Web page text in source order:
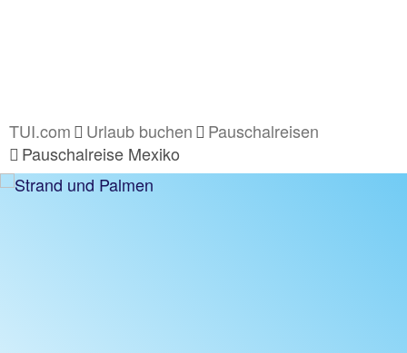
TUI.com Urlaub buchen
Pauschalreisen
Pauschalreise Mexiko